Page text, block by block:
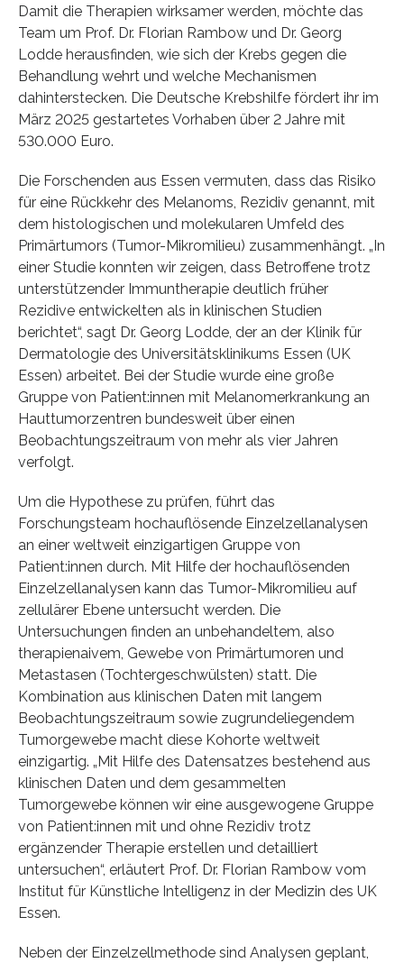
Damit die Therapien wirksamer werden, möchte das
Team um Prof. Dr. Florian Rambow und Dr. Georg
Lodde herausfinden, wie sich der Krebs gegen die
Behandlung wehrt und welche Mechanismen
dahinterstecken. Die Deutsche Krebshilfe fördert ihr im
März 2025 gestartetes Vorhaben über 2 Jahre mit
530.000 Euro.
Die Forschenden aus Essen vermuten, dass das Risiko
für eine Rückkehr des Melanoms, Rezidiv genannt, mit
dem histologischen und molekularen Umfeld des
Primärtumors (Tumor-Mikromilieu) zusammenhängt. „In
einer Studie konnten wir zeigen, dass Betroffene trotz
unterstützender Immuntherapie deutlich früher
Rezidive entwickelten als in klinischen Studien
berichtet“, sagt Dr. Georg Lodde, der an der Klinik für
Dermatologie des Universitätsklinikums Essen (UK
Essen) arbeitet. Bei der Studie wurde eine große
Gruppe von Patient:innen mit Melanomerkrankung an
Hauttumorzentren bundesweit über einen
Beobachtungszeitraum von mehr als vier Jahren
verfolgt.
Um die Hypothese zu prüfen, führt das
Forschungsteam hochauflösende Einzelzellanalysen
an einer weltweit einzigartigen Gruppe von
Patient:innen durch. Mit Hilfe der hochauflösenden
Einzelzellanalysen kann das Tumor-Mikromilieu auf
zellulärer Ebene untersucht werden. Die
Untersuchungen finden an unbehandeltem, also
therapienaivem, Gewebe von Primärtumoren und
Metastasen (Tochtergeschwülsten) statt. Die
Kombination aus klinischen Daten mit langem
Beobachtungszeitraum sowie zugrundeliegendem
Tumorgewebe macht diese Kohorte weltweit
einzigartig. „Mit Hilfe des Datensatzes bestehend aus
klinischen Daten und dem gesammelten
Tumorgewebe können wir eine ausgewogene Gruppe
von Patient:innen mit und ohne Rezidiv trotz
ergänzender Therapie erstellen und detailliert
untersuchen“, erläutert Prof. Dr. Florian Rambow vom
Institut für Künstliche Intelligenz in der Medizin des UK
Essen.
Neben der Einzelzellmethode sind Analysen geplant,